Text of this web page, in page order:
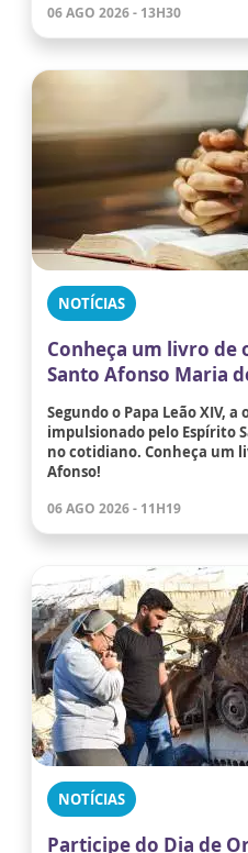
06 AGO 2026 - 13H30
NOTÍCIAS
Conheça um livro de
Santo Afonso Maria
Segundo o Papa Leão XIV,
impulsionado pelo Espírito
no cotidiano. Conheça um
Afonso!
06 AGO 2026 - 11H19
NOTÍCIAS
Participe do Dia de